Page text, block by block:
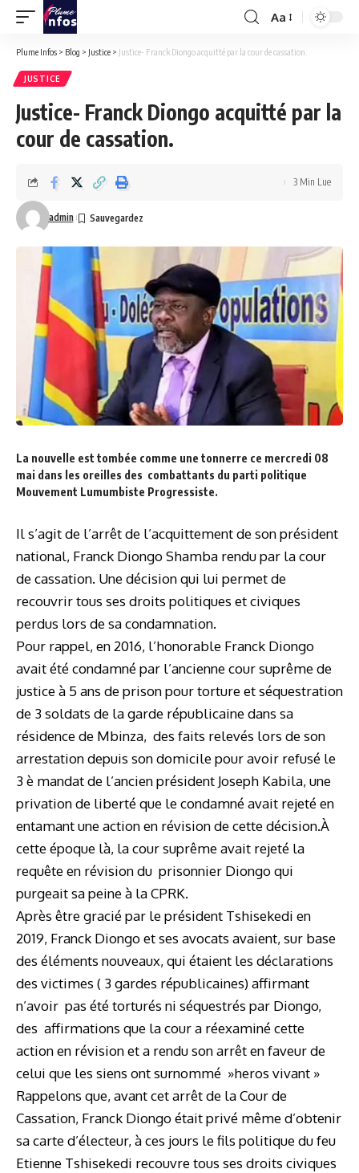
Font
Resizer
Aa
Plume Infos > Blog > Justice > Justice- Franck Diongo acquitté par la cour de cassation.
JUSTICE
Justice- Franck Diongo acquitté par la
cour de cassation.
admin
3 Min Lue
La nouvelle est tombée comme une tonnerre ce mercredi 08
mai dans les oreilles des combattants du parti politique
Mouvement Lumumbiste Progressiste.
Il s’agit de l’arrêt de l’acquittement de son président
national, Franck Diongo Shamba rendu par la cour
de cassation. Une décision qui lui permet de
recouvrir tous ses droits politiques et civiques
perdus lors de sa condamnation.
Pour rappel, en 2016, l’honorable Franck Diongo
avait été condamné par l’ancienne cour suprême de
justice à 5 ans de prison pour torture et séquestration
de 3 soldats de la garde républicaine dans sa
résidence de Mbinza, des faits relevés lors de son
arrestation depuis son domicile pour avoir refusé le
3 è mandat de l’ancien président Joseph Kabila, une
privation de libertéque le condamné avait rejeté en
entamant une action en révision de cette décision.À
cette époque là, la cour suprême avait rejeté la
requête en révision du prisonnier Diongo qui
purgeait sa peine à la CPRK.
Après être gracié par le président Tshisekedi en
2019, Franck Diongo et ses avocats avaient, sur base
des éléments nouveaux, qui étaient les déclarations
des victimes ( 3 gardes républicaines) affirmant
n’avoir pas été torturés ni séquestrés par Diongo,
des affirmations que la cour a réexaminé cette
action en révision et a rendu son arrêt en faveur de
celui que les siens ont surnommé »heros vivant »
Rappelons que, avant cet arrêt de la Cour de
Cassation, Franck Diongo était privé même d’obtenir
sa carte d’électeur, à ces jours le fils politique du feu
Etienne Tshisekedi recouvre tous ses droits civiques